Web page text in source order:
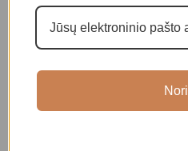
Sadhu lenta „Vilkas” 7 mm